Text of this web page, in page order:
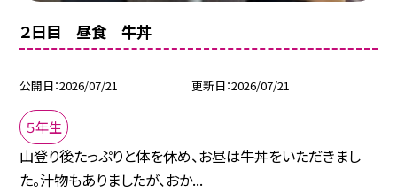
２日目 昼食 牛丼
公開日 2026/07/21 更新日 2026/07/21
５年生
山登り後たっぷりと体を休め、お昼は牛丼をいただきまし
た。汁物もありましたが、おか...